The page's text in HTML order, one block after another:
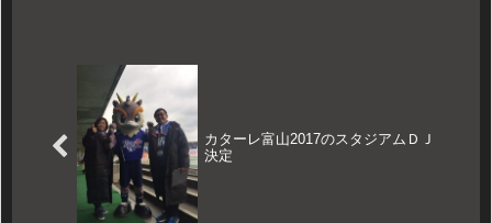
カターレ富山2017のスタジアムＤＪ
決定